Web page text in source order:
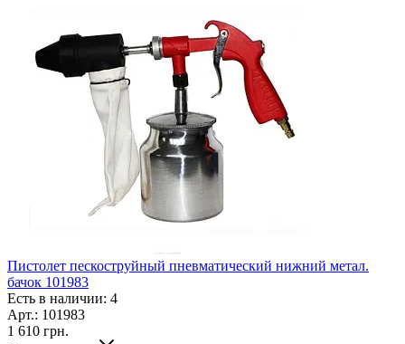
Пистолет пескоструйный пневматический нижний метал.
бачок 101983
Есть в наличии: 4
Арт.: 101983
1 610 грн.